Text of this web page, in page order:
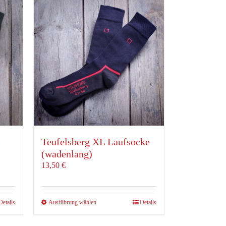
Die
Optionen
können
auf
der
Produktseite
gewählt
werden
Teufelsberg XL Laufsocke
(wadenlang)
13,50 €
Ausführung wählenDieses
Details